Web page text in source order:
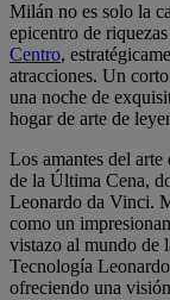
Milán no es solo la
epicentro de
Centro,
atracciones. Un
una noche de
hogar de arte de
Los amantes del
de la Última Cena,
Leonardo da Vinci.
como un
vistazo al mundo de
Tecnología
ofreciendo una